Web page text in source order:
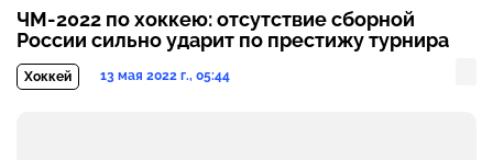
ЧМ-2022 по хоккею: отсутствие сборной
России сильно ударит по престижу турнира
Хоккей 13 мая 2022 г., 05:44